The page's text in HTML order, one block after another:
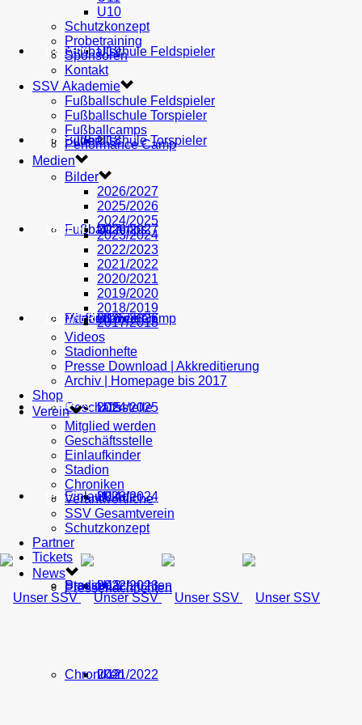
AH U19
U18
U17
U16
U15
U14
U13
U12
Fußballschule Feldspieler
Fußballschule Torspieler
Fußballcamps
Performance Camp
MEDIEN
Bilder
2026/2027
2025/2026
2024/2025
2023/2024
2022/2023
2021/2022
SHOP
VEREIN
Mitglied werden
Geschäftsstelle
Einlaufkinder
Stadion
Chroniken
PARTNER
TICKETS
NEWS
Pressenachrichten
U10
Schutzkonzept
Probetraining
Sponsoren
Kontakt
SSV Akademie
Fußballschule Feldspieler
Fußballschule Torspieler
Fußballcamps
Performance Camp
Medien
Bilder
2026/2027
2025/2026
2024/2025
2023/2024
2022/2023
2021/2022
2020/2021
2019/2020
2018/2019
2017/2018
Videos
Stadionhefte
Presse Download | Akkreditierung
Archiv | Homepage bis 2017
Shop
Verein
Mitglied werden
Geschäftsstelle
Einlaufkinder
Stadion
Chroniken
Verantwortliche
SSV Gesamtverein
Schutzkonzept
Partner
Tickets
News
Pressenachrichten